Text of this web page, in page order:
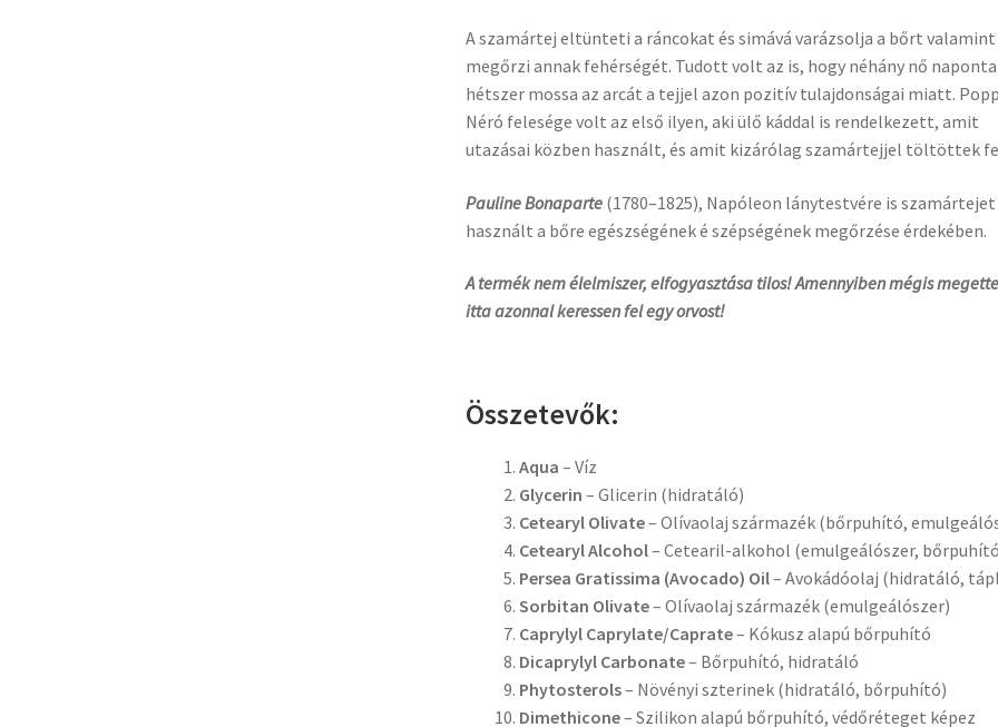
A szamártej eltünteti a ráncokat és simává varázsolja a bőrt valamint
megőrzi annak fehérségét. Tudott volt az is, hogy néhány nő naponta
hétszer mossa az arcát a tejjel azon pozitív tulajdonságai miatt.
Néró felesége volt az első ilyen, aki ülő káddal is rendelkezett, amit
utazásai közben használt, és amit kizárólag szamártejjel töltöttek
Pauline Bonaparte(1780–1825), Napóleon lánytestvére is szamártejet
használt a bőre egészségének é szépségének megőrzése érdekében.
A termék nem élelmiszer, elfogyasztása tilos! Amennyiben mégis
itta azonnal keressen fel egy orvost!
Összetevők:
Aqua – Víz
Glycerin – Glicerin (hidratáló)
Cetearyl Olivate– Olívaolaj származék (bőrpuhító,
Cetearyl Alcohol– Cetearil-alkohol (emulgeálószer,
Persea Gratissima (Avocado) Oil– Avokádóolaj (hidratáló,
Sorbitan Olivate– Olívaolaj származék (emulgeálószer)
Caprylyl Caprylate/Caprate– Kókusz alapú bőrpuhító
Dicaprylyl Carbonate– Bőrpuhító, hidratáló
Phytosterols– Növényi szterinek (hidratáló, bőrpuhító)
Dimethicone– Szilikon alapú bőrpuhító, védőréteget képez